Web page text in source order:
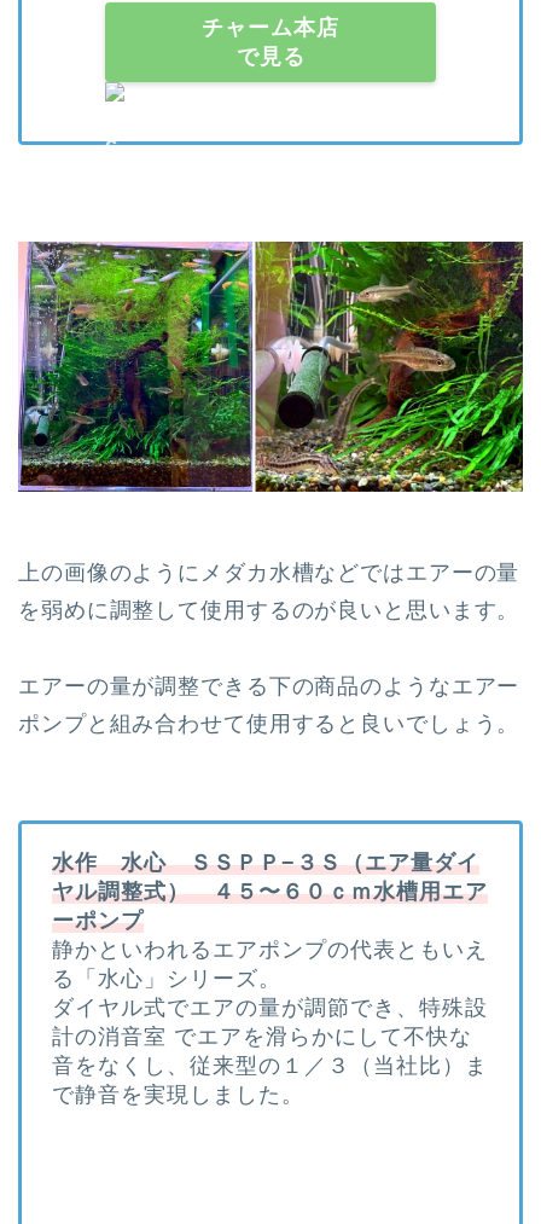
チャーム本店
で見る
上の画像のようにメダカ水槽などではエアーの量
を弱めに調整して使用するのが良いと思います。
エアーの量が調整できる下の商品のようなエアー
ポンプと組み合わせて使用すると良いでしょう。
水作 水心 ＳＳＰＰ−３Ｓ（エア量ダイ
ヤル調整式） ４５〜６０ｃｍ水槽用エア
ーポンプ
静かといわれるエアポンプの代表ともいえ
る「水心」シリーズ。
ダイヤル式でエアの量が調節でき、特殊設
計の消音室 でエアを滑らかにして不快な
音をなくし、従来型の１／３（当社比）ま
で静音を実現しました。